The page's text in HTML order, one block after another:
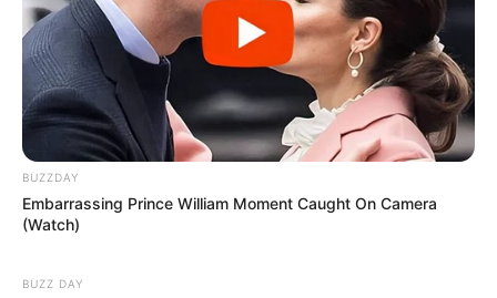
BUZZDAY
Embarrassing Prince William Moment Caught On Camera
(Watch)
BUZZ DAY